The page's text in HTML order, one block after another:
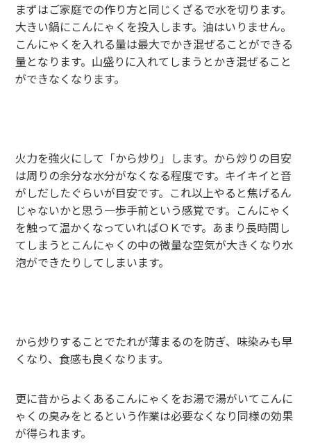
まずはご家庭での作り方と同じくざるで水を切ります。
大きい鍋にこんにゃくを投入します。油はいりません。
こんにゃくを入れる量は最大でかき混ぜることができる
量となります。山盛りに入れてしまうとかき混ぜること
ができなくなります。
火力を強火にして「から炒り」します。から炒りの目安
は周りの余分な水分がなくなる程度です。キイキイと音
がしだしたぐらいが目安です。これ以上やると焦げるん
じゃないかと思う一歩手前という感覚です。こんにゃく
を触って温かくなっていればＯＫです。あまり長時間し
てしまうとこんにゃくの中の微量な空気が大きくなり水
泡ができたりしてしまいます。
から炒りすることでたれが薄まるのを防ぎ、味染みも早
くなり、食感も良くなります。
更に昔からよくあるこんにゃくをお湯で湯がいてこんに
ゃくの臭みをとるという作業は必要なくなり同様の効果
が得られます。